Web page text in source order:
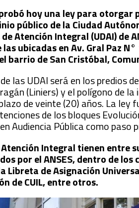
hoy una ley para
público de la Ciudad
Atención Integral (UDAI)
ubicadas en Av. Gral Paz
barrio de San Cristóbal,
las UDAI será en los predios
(Liniers) y el polígono de
de veinte (20) años. La
de los bloques
Audiencia Pública como paso
Atención Integral tienen
por el ANSES, dentro de
Libreta de Asignación
de CUIL, entre otros.